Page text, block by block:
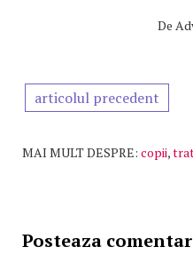
De
articolul precedent
MAI MULT DESPRE: copii,
Posteaza